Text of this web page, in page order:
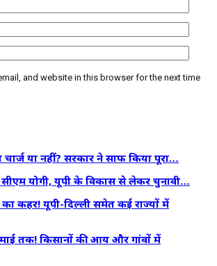
and website in this browser for the next time
या नहीं? सरकार ने साफ किया पूरा…
सीएम योगी, यूपी के विकास से लेकर चुनावी…
कहर! यूपी-दिल्ली समेत कई राज्यों में
तक! किसानों की आय और गांवों में